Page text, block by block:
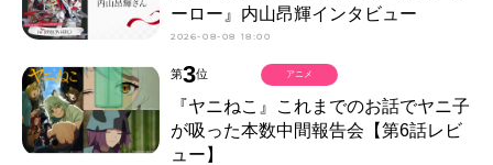
ーロー』内山昂輝インタビュー
2026-08-08 18:00
第3位
『ヤニねこ』これまでのお話でヤニ子
が吸った本数中間報告会【第6話レビ
ュー】
アニメ